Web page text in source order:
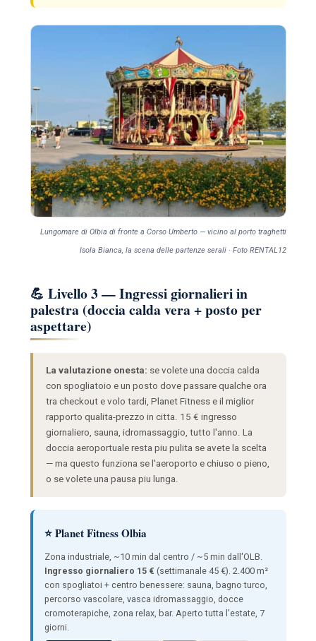
Lungomare di Olbia di fronte a Corso Umberto — vicino al porto traghetti
Isola Bianca, la scena delle partenze serali · Foto RENTAL12
💪 Livello 3 — Ingressi giornalieri in
palestra (doccia calda vera + posto per
aspettare)
La valutazione onesta: se volete una doccia calda
con spogliatoio e un posto dove passare qualche ora
tra checkout e volo tardi, Planet Fitness e il miglior
rapporto qualita-prezzo in citta. 15 € ingresso
giornaliero, sauna, idromassaggio, tutto l'anno. La
doccia aeroportuale resta piu pulita se avete la scelta
— ma questo funziona se l'aeroporto e chiuso o pieno,
o se volete una pausa piu lunga.
⭐ Planet Fitness Olbia
Zona industriale, ~10 min dal centro / ~5 min dall'OLB.
Ingresso giornaliero 15 € (settimanale 45 €). 2.400 m²
con spogliatoi + centro benessere: sauna, bagno turco,
percorso vascolare, vasca idromassaggio, docce
cromoterapiche, zona relax, bar. Aperto tutta l'estate, 7
giorni.